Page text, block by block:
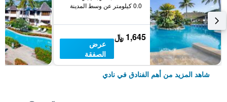
0.0 كيلومتر عن وسط المدينة
1,645 ﷼
عرض
الصفقة
شاهد المزيد من أهم الفنادق في نادي